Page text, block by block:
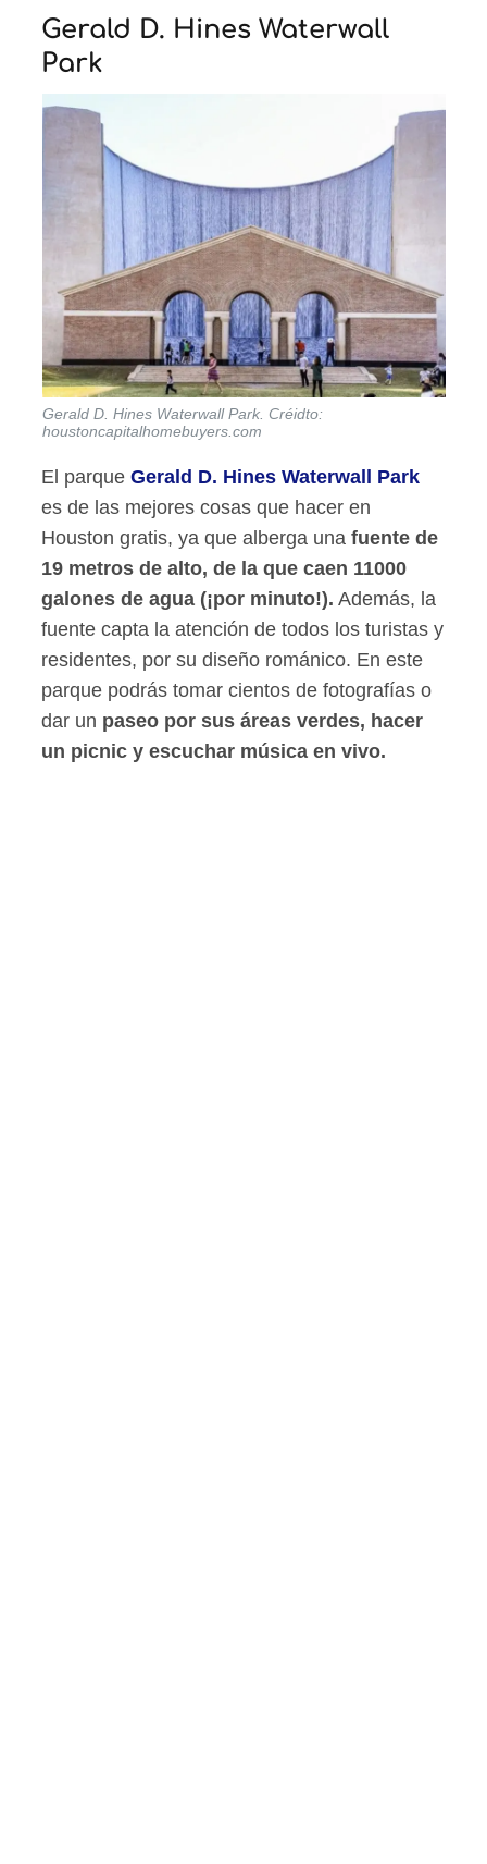
Gerald D. Hines Waterwall
Park
Gerald D. Hines Waterwall Park. Créidto:
houstoncapitalhomebuyers.com
El parqueGerald D. Hines Waterwall Park
es de las mejores cosas que hacer en
Houston gratis, ya que alberga una fuente de
19 metros de alto, de la que caen 11000
galones de agua (¡por minuto!). Además, la
fuente capta la atención de todos los turistas y
residentes, por su diseño románico. En este
parque podrás tomar cientos de fotografías o
dar un paseo por sus áreas verdes, hacer
un picnic y escuchar música en vivo.